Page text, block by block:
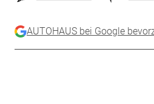
AUTOHAUS bei Google